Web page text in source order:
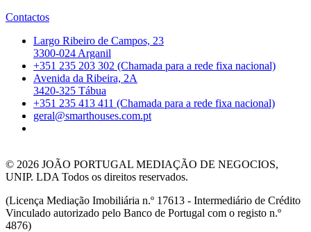
Contactos
Largo Ribeiro de Campos, 23
3300-024 Arganil
+351 235 203 302 (Chamada para a rede fixa nacional)
Avenida da Ribeira, 2A
3420-325 Tábua
+351 235 413 411 (Chamada para a rede fixa nacional)
geral@smarthouses.com.pt
© 2026 JOÃO PORTUGAL MEDIAÇÃO DE NEGOCIOS,
UNIP. LDA Todos os direitos reservados.
(Licença Mediação Imobiliária n.º 17613 - Intermediário de Crédito
Vinculado autorizado pelo Banco de Portugal com o registo n.º
4876)